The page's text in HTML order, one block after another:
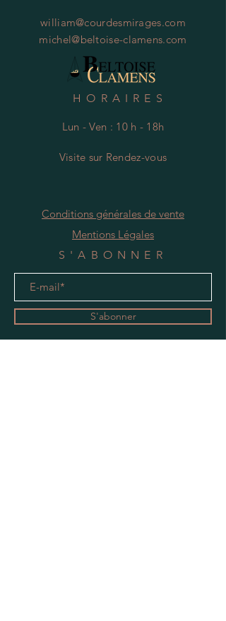
william@courdesmirages.com
michel@beltoise-clamens.com
HORAIRES
Lun - Ven : 10 h - 18h
Visite sur Rendez-vous
Conditions générales de vente
Mentions Légales
S'ABONNER
S'abonner